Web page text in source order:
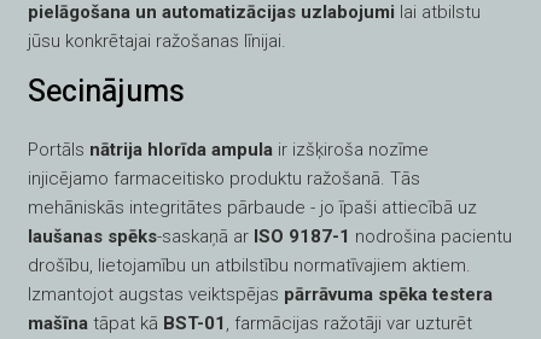
pielāgošana un automatizācijas uzlabojumi lai atbilstu
jūsu konkrētajai ražošanas līnijai.
Secinājums
Portāls nātrija hlorīda ampula ir izšķiroša nozīme
injicējamo farmaceitisko produktu ražošanā. Tās
mehāniskās integritātes pārbaude - jo īpaši attiecībā uz
laušanas spēks-saskaņā ar ISO 9187-1 nodrošina pacientu
drošību, lietojamību un atbilstību normatīvajiem aktiem.
Izmantojot augstas veiktspējas pārrāvuma spēka testera
mašīna tāpat kā BST-01 , farmācijas ražotāji var uzturēt